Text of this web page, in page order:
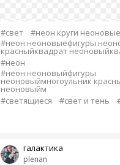
#свет
#неон круги
#неон неоновыефигуры
красныйквадрат
#неон
#неон неоновыйфигуры
неоновыймногоульник
неоновыйм
#светящиеся
#свет и тень
plenan
галактика